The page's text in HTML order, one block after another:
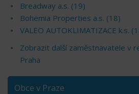
Breadway a.s. (19)
Bohemia Properties a.s. (18)
VALEO AUTOKLIMATIZACE k.s.
Zobrazit další zaměstnavatele v
Praha
Obce v Praze